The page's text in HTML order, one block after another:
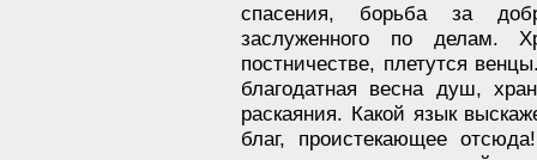
спасения, борьба за
заслуженного по делам.
постничестве, плетутся
благодатная весна душ,
раскаяния. Какой язык
благ, проистекающее